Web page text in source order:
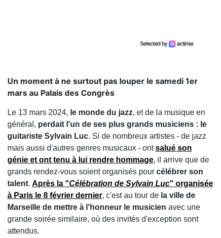
Un moment à ne surtout pas louper le samedi 1er
mars au Palais des Congrès
Le 13 mars 2024, le monde du jazz, et de la musique en
général, perdait l'un de ses plus grands musiciens : le
guitariste Sylvain Luc. Si de nombreux artistes - de jazz
mais aussi d'autres genres musicaux - ontsalué son
génie et ont tenu à lui rendre hommage, il arrive que de
grands rendez-vous soient organisés pour célébrer son
talent. Après la "Célébration de Sylvain Luc" organisée
à Paris le 8 février dernier, c'est au tour de la ville de
Marseille de mettre à l'honneur le musicien avec une
grande soirée similaire, où des invités d'exception sont
attendus.